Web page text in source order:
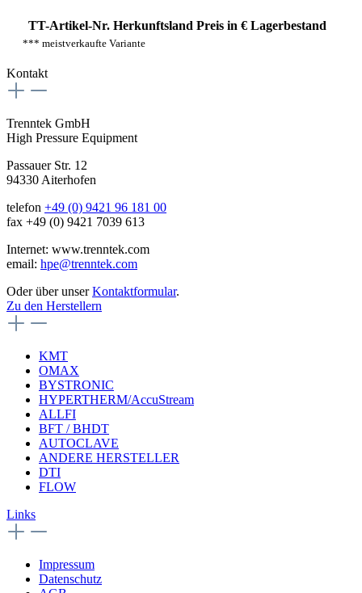
TT-Artikel-Nr. Herkunftsland Preis in € Lagerbestand
*** meistverkaufte Variante
Kontakt
Trenntek GmbH
High Pressure Equipment
Passauer Str. 12
94330 Aiterhofen
telefon +49 (0) 9421 96 181 00
fax +49 (0) 9421 7039 613
Internet: www.trenntek.com
email: hpe@trenntek.com
Oder über unserKontaktformular.
Zu den Herstellern
KMT
OMAX
BYSTRONIC
HYPERTHERM/AccuStream
ALLFI
BFT / BHDT
AUTOCLAVE
ANDERE HERSTELLER
DTI
FLOW
Links
Impressum
Datenschutz